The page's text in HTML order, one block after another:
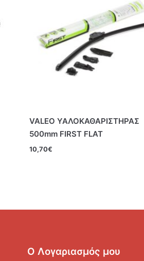
VALEO ΥΑΛΟΚΑΘΑΡΙΣΤΗΡΑΣ
500mm FIRST FLAT
10,70€
Ο Λογαριασμός μου